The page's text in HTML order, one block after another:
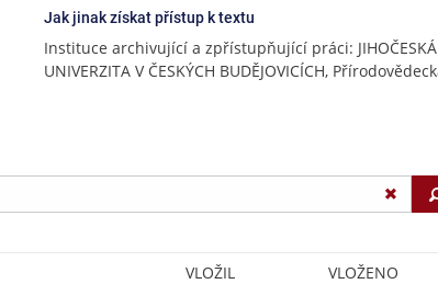
Jak jinak získat přístup k textu
Instituce archivující a zpřístupňující práci: JIHOČESKÁ
UNIVERZITA V ČESKÝCH BUDĚJOVICÍCH,
VLOŽIL VLOŽENO